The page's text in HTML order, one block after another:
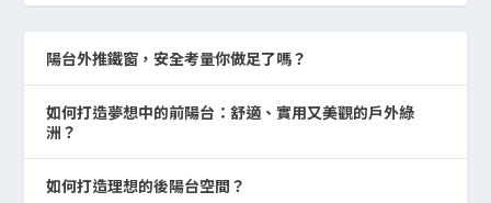
陽台外推鐵窗，安全考量你做足了嗎？
如何打造夢想中的前陽台：舒適、實用又美觀的戶外綠
洲？
如何打造理想的後陽台空間？